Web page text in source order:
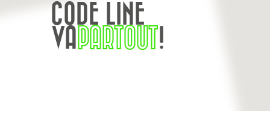
CODE LINE
VAPARTOUT!